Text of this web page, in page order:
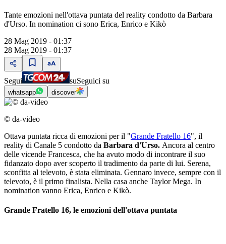
Tante emozioni nell'ottava puntata del reality condotto da Barbara
d'Urso. In nomination ci sono Erica, Enrico e Kikò
28 Mag 2019 - 01:37
28 Mag 2019 - 01:37
Segui suSeguici su
whatsapp discover
© da-video
Ottava puntata ricca di emozioni per il "Grande Fratello 16", il
reality di Canale 5 condotto da Barbara d'Urso. Ancora al centro
delle vicende Francesca, che ha avuto modo di incontrare il suo
fidanzato dopo aver scoperto il tradimento da parte di lui. Serena,
sconfitta al televoto, è stata eliminata. Gennaro invece, sempre con il
televoto, è il primo finalista. Nella casa anche Taylor Mega. In
nomination vanno Erica, Enrico e Kikò.
Grande Fratello 16, le emozioni dell'ottava puntata